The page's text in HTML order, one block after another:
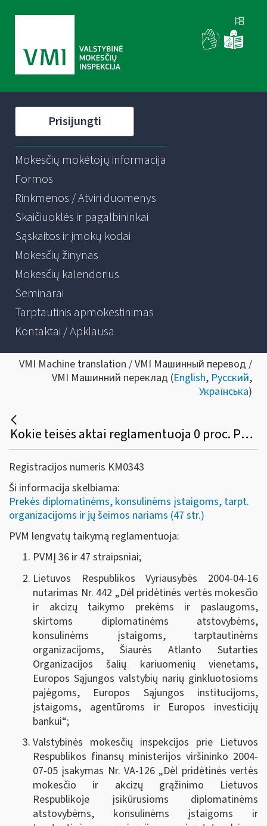
Prisijungti
Mokesčių mokėtojų informacija
Formos
Rinkmenos / Atviri duomenys
Skaičiuoklės ir pagalbininkai
Sąskaitos ir įmokų kodai
Mokesčių žinynas
Mokesčių kalendorius
Seminarai
Tarptautinis apmokestinimas
Kontaktai / Apklausa
VMI Machine translation / VMI Машинный перевод /
VMI Машинний переклад (English, Русский,
Українська)
Kokie teisės aktai reglamentuoja 0 proc. PVM tarifo taikymą diplomatinėms atstovybėms, konsulinėms įstaigoms ir tarptautinėms organizacijoms ar jų atstovybėms, taip pat šių atstovybių ir įstaigų nariams ir jų šeimų nariams?
Registracijos numeris KM0343
Ši informacija skelbiama:
Prekės diplomatinėms, konsulinėms įstaigoms, tarpt.
organizacijoms ir jų šeimos nariams (47 str.)
PVM lengvatų taikymą reglamentuoja:
PVMĮ 36 ir 47 straipsniai;
Lietuvos Respublikos Vyriausybės 2004-04-16
nutarimas Nr. 442 „Dėl pridėtinės vertės mokesčio
ir akcizų taikymo prekėms ir paslaugoms,
skirtoms diplomatinėms atstovybėms,
konsulinėms įstaigoms, tarptautinėms
organizacijoms, Šiaurės Atlanto Sutarties
Organizacijos šalių kariuomenių vienetams,
Europos Sąjungos valstybių narių ginkluotosioms
pajėgoms, Europos Sąjungos institucijoms,
įstaigoms, agentūroms ir Europos investicijų
bankui“;
Valstybinės mokesčių inspekcijos prie Lietuvos
Respublikos finansų ministerijos viršininko 2004-
07-05 įsakymas Nr. VA-126 „Dėl pridėtinės vertės
mokesčio ir akcizų grąžinimo Lietuvos
Respublikoje įsikūrusioms diplomatinėms
atstovybėms, konsulinėms įstaigoms ir